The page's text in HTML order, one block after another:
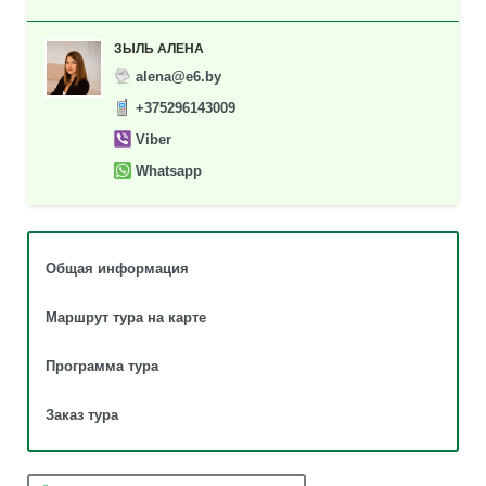
ЗЫЛЬ АЛЕНА
alena@e6.by
+375296143009
Viber
Whatsapp
Общая информация
Маршрут тура на карте
Программа тура
Заказ тура